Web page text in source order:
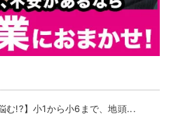
む!?】小1から小6まで、地頭...